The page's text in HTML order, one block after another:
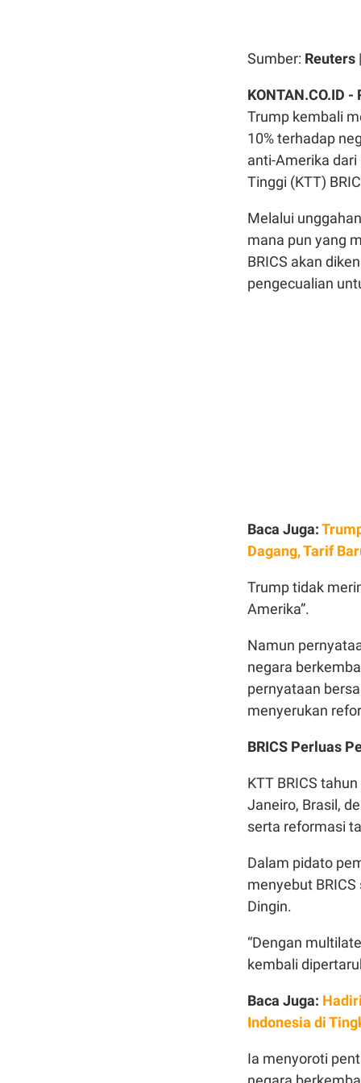
Sumber: Reuters
KONTAN.CO.ID -
Trump kembali
10% terhadap
anti-Amerika
Tinggi (KTT)
Melalui
mana pun yang
BRICS akan
pengecualian
Baca Juga:
Dagang, Tarif
Trump tidak
Amerika”.
Namun
negara
pernyataan
menyerukan
BRICS Perluas
KTT BRICS
Janeiro, Brasil,
serta reformasi
Dalam pidato
menyebut
Dingin.
“Dengan
kembali
Baca Juga:
Indonesia di
Ia menyoroti